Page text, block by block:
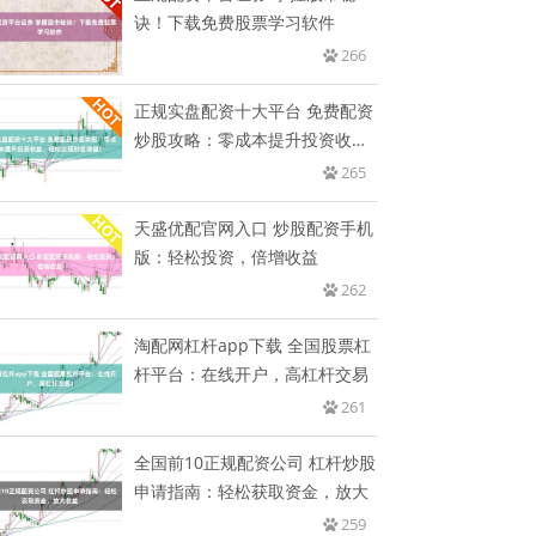
诀！下载免费股票学习软件
266
正规实盘配资十大平台 免费配资
炒股攻略：零成本提升投资收
265
天盛优配官网入口 炒股配资手机
版：轻松投资，倍增收益
262
淘配网杠杆app下载 全国股票杠
杆平台：在线开户，高杠杆交易
261
全国前10正规配资公司 杠杆炒股
申请指南：轻松获取资金，放大
259